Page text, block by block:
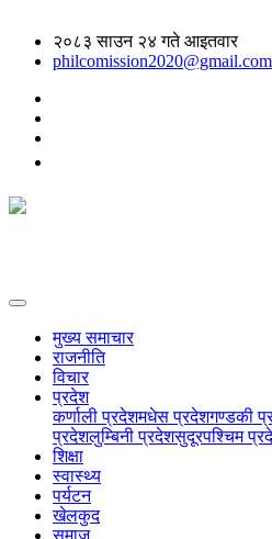
२०८३ साउन २४ गते आइतवार
philcomission2020@gmail.com
मुख्य समाचार
राजनीति
विचार
प्रदेश
कर्णाली प्रदेशमधेस प्रदेशगण्डकी
प्रदेशलुम्बिनी प्रदेशसुदूरपश्चिम
शिक्षा
स्वास्थ्य
पर्यटन
खेलकुद
समाज